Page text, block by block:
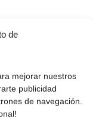
de
mejorar nuestros
publicidad
de navegación.